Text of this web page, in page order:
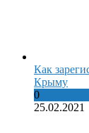
Как
Крыму
0
25.02.2021